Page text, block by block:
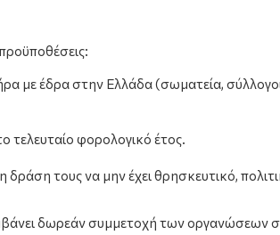
με έδρα στην Ελλάδα (σωματεία,
φορολογικό έτος.
τους να μην έχει θρησκευτικό,
δωρεάν συμμετοχή των